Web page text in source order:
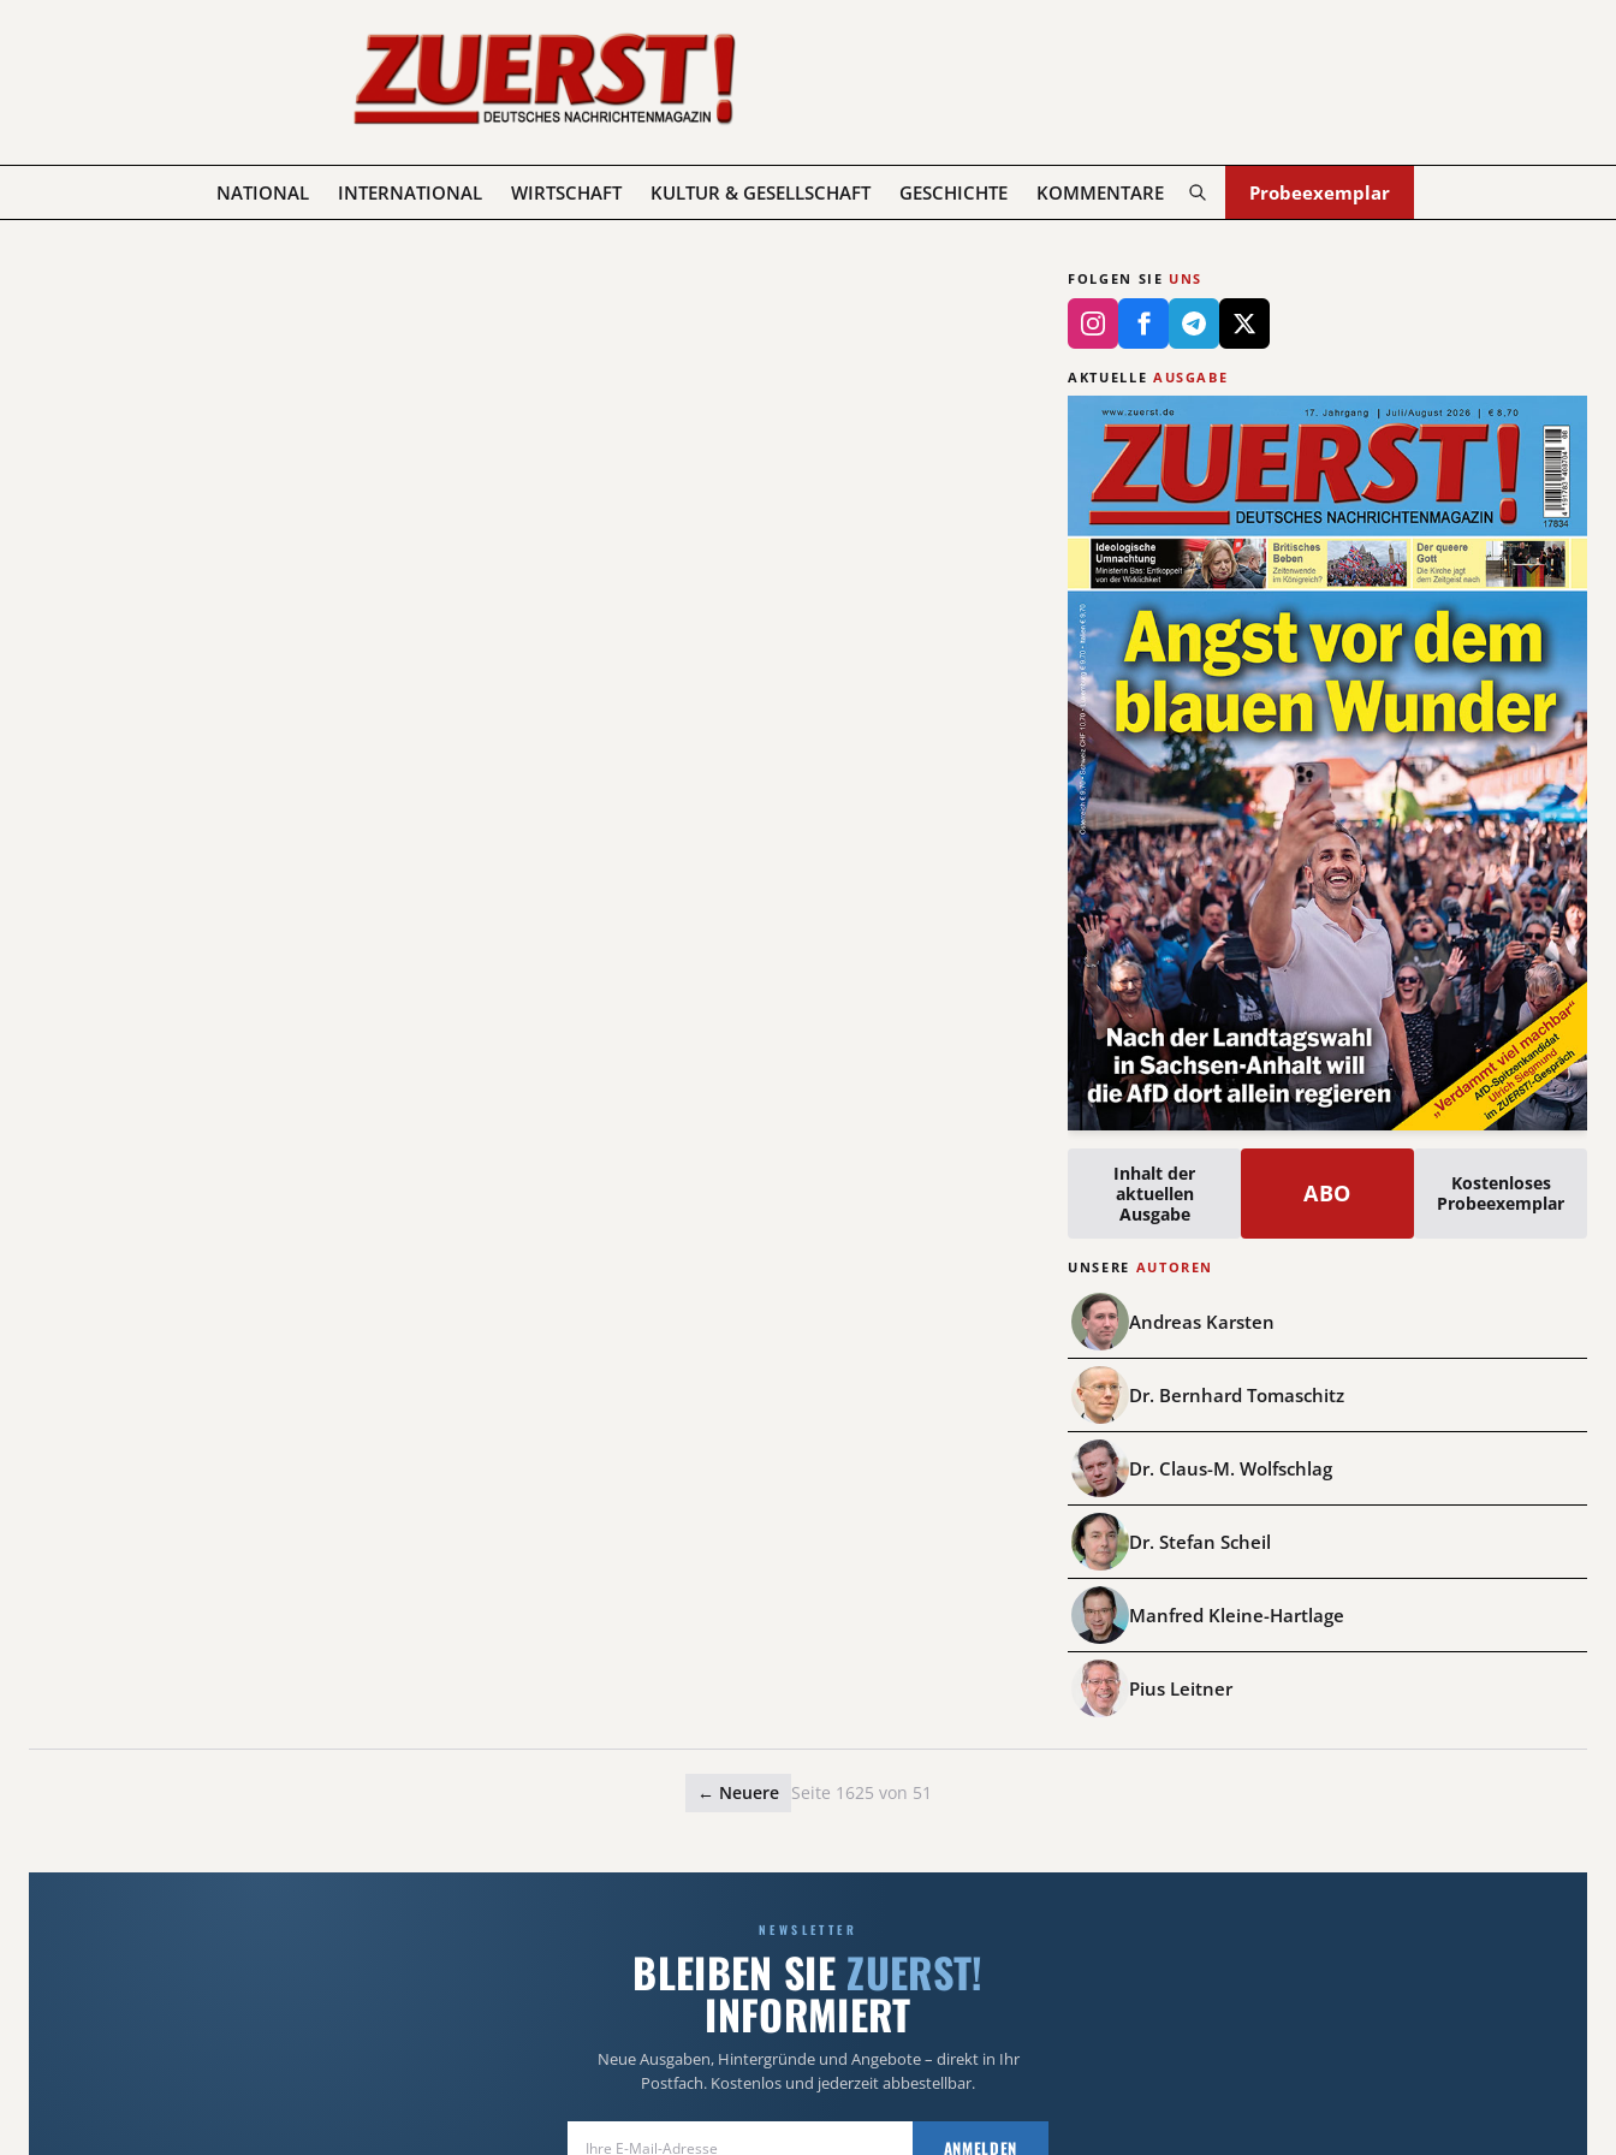
NATIONAL INTERNATIONAL WIRTSCHAFT KULTUR & GESELLSCHAFT GESCHICHTE KOMMENTARE Probeexemplar
FOLGEN SIE UNS
AKTUELLE AUSGABE
Inhalt der
aktuellen
Ausgabe
ABO
Kostenloses
Probeexemplar
UNSERE AUTOREN
Andreas Karsten
Dr. Bernhard Tomaschitz
Dr. Claus-M. Wolfschlag
Dr. Stefan Scheil
Manfred Kleine-Hartlage
Pius Leitner
← Neuere Seite 1625 von 51
NEWSLETTER
BLEIBEN SIEZUERST!
INFORMIERT
Neue Ausgaben, Hintergründe und Angebote – direkt in Ihr
Postfach. Kostenlos und jederzeit abbestellbar.
ANMELDEN